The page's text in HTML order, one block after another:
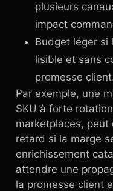
plusieurs
impact
Budget léger si
lisible et sans
promesse
Par exemple, une
SKU à forte
marketplaces, peut
retard si la marge
enrichissement
attendre une
la promesse client